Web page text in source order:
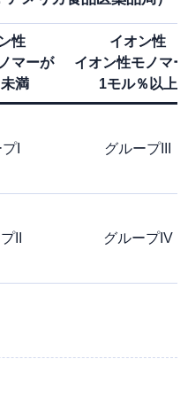
性
マーが
満
イオン性
イオン性モノマ
1モル％以上
I グループIII
II グループIV